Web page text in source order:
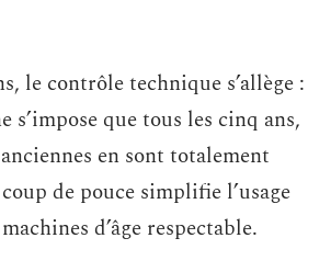
le contrôle technique s’allège :
s’impose que tous les cinq ans,
en sont totalement
de pouce simplifie l’usage
d’âge respectable.